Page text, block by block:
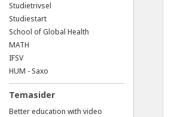
Studietrivsel
Studiestart
School of Global Health
MATH
IFSV
HUM - Saxo
Temasider
Better education with video